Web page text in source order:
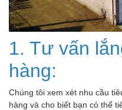
1. Tư vấn
hàng:
Chúng tôi xem xét nhu cầu
hàng và cho biết bạn có thể